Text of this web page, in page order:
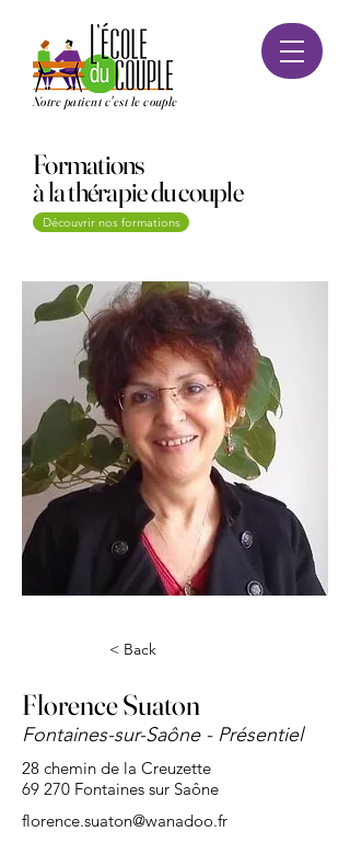
Notre patient c'est le couple
Formations
à la thérapie du couple
Découvrir nos formations
< Back
Florence Suaton
Fontaines-sur-Saône - Présentiel
28 chemin de la Creuzette
69 270 Fontaines sur Saône
florence.suaton@wanadoo.fr